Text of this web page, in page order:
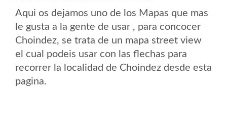
Aqui os dejamos uno de los Mapas que mas
le gusta a la gente de usar , para concocer
Choindez, se trata de un mapa street view
el cual podeis usar con las flechas para
recorrer la localidad de Choindez desde esta
pagina.